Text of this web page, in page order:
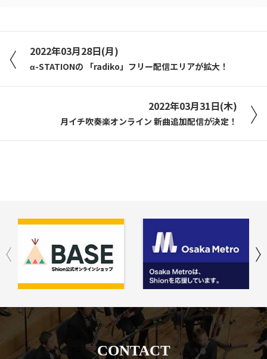
2022年03月28日(月)
α-STATIONの 「radiko」フリー配信エリアが拡大！
2022年03月31日(木)
月イチ吹奏楽オンライン 新曲追加配信が決定！
CONTACT